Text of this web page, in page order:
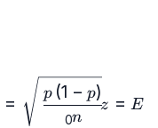
E
=
z
n
0
p (1 − p)
=